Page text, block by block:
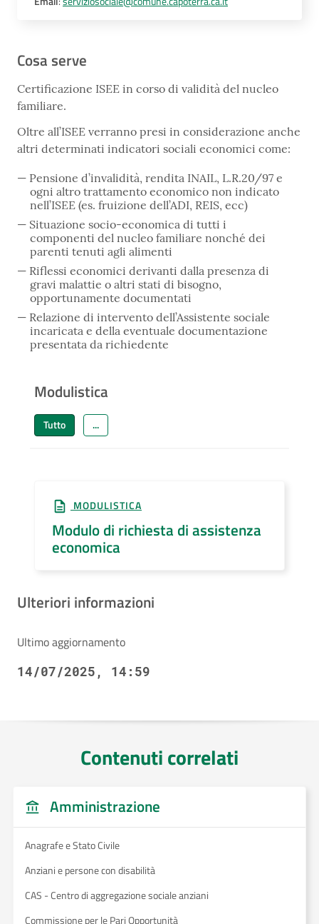
Cosa serve
Certificazione ISEE in corso di validità del nucleo
familiare.
Oltre all’ISEE verranno presi in considerazione anche
altri determinati indicatori sociali economici come:
Pensione d’invalidità, rendita INAIL, L.R.20/97 e
ogni altro trattamento economico non indicato
nell’ISEE (es. fruizione dell’ADI, REIS, ecc)
Situazione socio-economica di tutti i
componenti del nucleo familiare nonché dei
parenti tenuti agli alimenti
Riflessi economici derivanti dalla presenza di
gravi malattie o altri stati di bisogno,
opportunamente documentati
Relazione di intervento dell’Assistente sociale
incaricata e della eventuale documentazione
presentata da richiedente
Modulistica
Tutto ...
MODULISTICA
Modulo di richiesta di assistenza
economica
Ulteriori informazioni
Ultimo aggiornamento
14/07/2025, 14:59
Contenuti correlati
Amministrazione
Anagrafe e Stato Civile
Anziani e persone con disabilità
CAS - Centro di aggregazione sociale anziani
Commissione per le Pari Opportunità